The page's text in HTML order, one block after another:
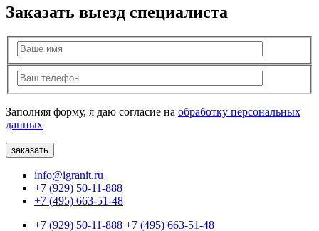
Заказать выезд специалиста
Заполняя форму, я даю согласие на обработку персональных
данных
info@igranit.ru
+7 (929) 50-11-888
+7 (495) 663-51-48
+7 (929) 50-11-888 +7 (495) 663-51-48